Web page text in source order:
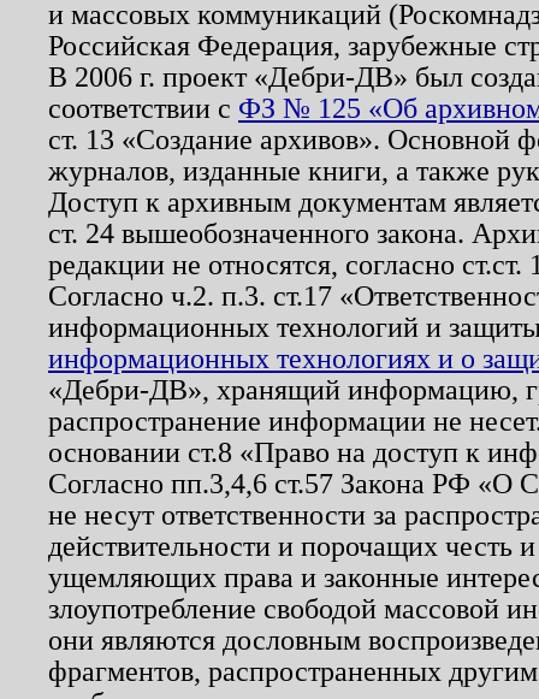
и массовых коммуникаций
Российская Федерация, зарубежные
В 2006 г. проект «Дебри-ДВ» был
соответствии с ФЗ № 125 «Об
ст. 13 «Создание архивов». Основной
журналов, изданные книги, а также
Доступ к архивным документам
ст. 24 вышеобозначенного закона.
редакции не относятся, согласно
Согласно ч.2. п.3. ст.17
информационных технологий и
информационных технологиях и о
«Дебри-ДВ», хранящий информацию,
распространение информации не
основании ст.8 «Право на доступ к
Согласно пп.3,4,6 ст.57 Закона РФ «О
не несут ответственности за
действительности и порочащих честь
ущемляющих права и законные
злоупотребление свободой массовой
они являются дословным
фрагментов, распространенных